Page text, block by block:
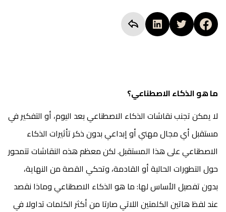
ما هو الذكاء الاصطناعي؟
لا يمكن تجنب نقاشات الذكاء الاصطناعي بعد اليوم، أو التفكير في
مستقبل أي مجال مهني أو إبداعي بدون ذكر تأثيرات الذكاء
الاصطناعي على هذا المستقبل. لكن معظم هذه النقاشات تتمحور
حول التطورات الحالية أو القادمة، وتحكي القصة من النهاية،
بدون تفصيل الأساس لها: ما هو الذكاء الاصطناعي وماذا نقصد
عند لفظ هاتين الكلمتين اللاتي صارتا من أكثر الكلمات تداولا في